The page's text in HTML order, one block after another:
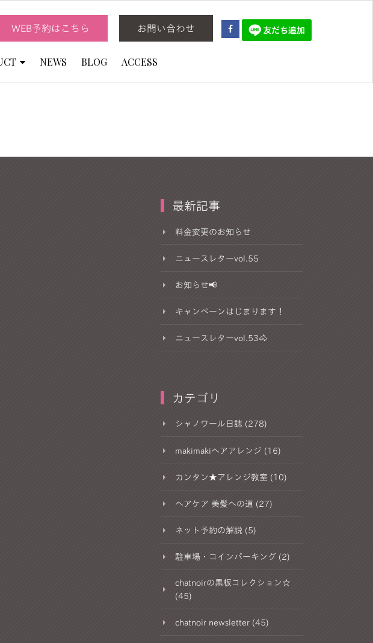
WEB予約はこちら お問い合わせ
NEWS BLOG ACCESS
最新記事
料金変更のお知らせ
ニュースレターvol.55
お知らせ📢
キャンペーンはじまります！
ニュースレターvol.53🐴
カテゴリ
シャノワール日誌 (278)
makimakiヘアアレンジ (16)
カンタン★アレンジ教室 (10)
ヘアケア 美髪への道 (27)
ネット予約の解説 (5)
駐車場・コインパーキング (2)
chatnoirの黒板コレクション☆
(45)
chatnoir newsletter (45)